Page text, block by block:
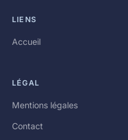
LIENS
Accueil
LÉGAL
Mentions légales
Contact